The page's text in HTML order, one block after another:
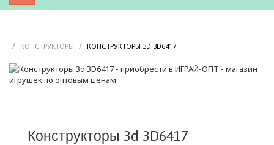
/ КОНСТРУКТОРЫ / КОНСТРУКТОРЫ 3D 3D6417
Конструкторы 3d 3D6417